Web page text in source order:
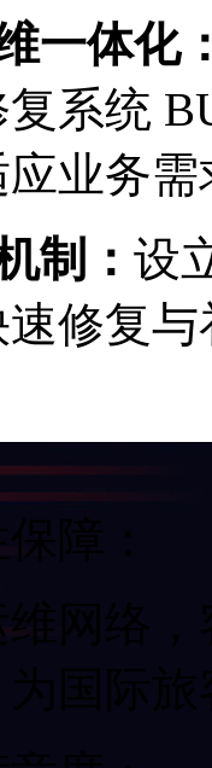
体化
复系统
业务需
： 设
修复与
：
网络
，为国